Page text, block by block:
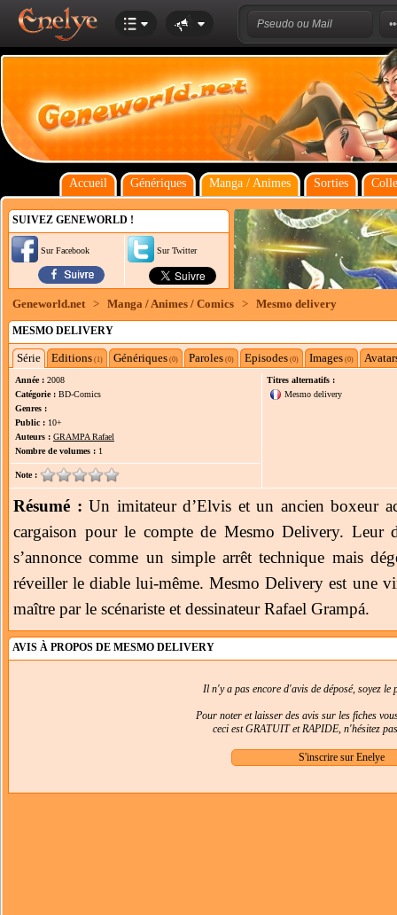
Accueil Génériques Manga / Animes Sorties
SUIVEZ GENEWORLD !
Sur Facebook Sur Twitter
Geneworld.net > Manga / Animes / Comics > Mesmo delivery
MESMO DELIVERY
Série Editions (1) Génériques (0) Paroles (0) Episodes (0) Images (0)
Année : 2008
Catégorie : BD-Comics
Genres :
Public : 10+
Auteurs : GRAMPA Rafael
Nombre de volumes : 1
Note :
Titres alternatifs :
Mesmo delivery
Résumé : Un imitateur d’Elvis et un ancien boxeur
cargaison pour le compte de Mesmo Delivery. Leur
s’annonce comme un simple arrêt technique mais
réveiller le diable lui-même. Mesmo Delivery est une
maître par le scénariste et dessinateur Rafael Grampá.
AVIS À PROPOS DE MESMO DELIVERY
Il n'y a pas encore d'avis de déposé, soyez
Pour noter et laisser des avis sur les fiches
ceci est GRATUIT et RAPIDE, n'hésitez